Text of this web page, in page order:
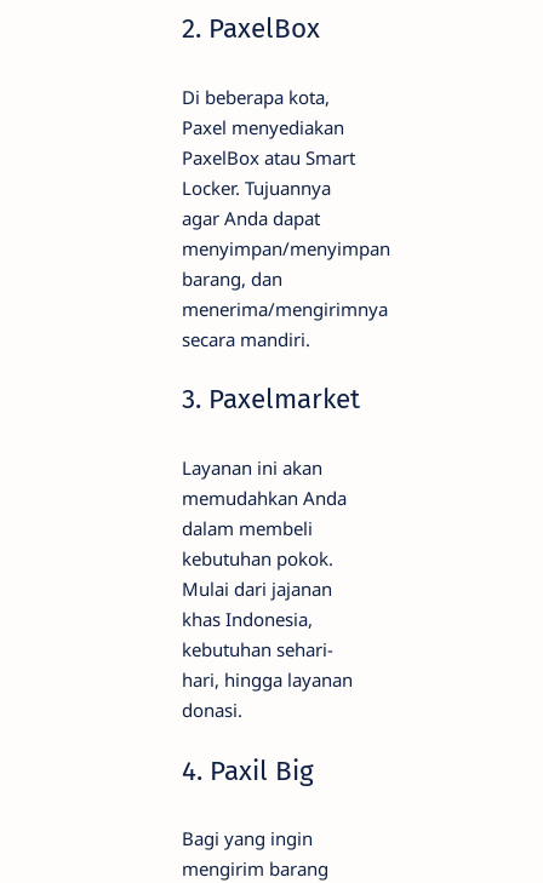
2. PaxelBox
Di beberapa kota,
Paxel menyediakan
PaxelBox atau Smart
Locker. Tujuannya
agar Anda dapat
menyimpan/menyimpan
barang, dan
menerima/mengirimnya
secara mandiri.
3. Paxelmarket
Layanan ini akan
memudahkan Anda
dalam membeli
kebutuhan pokok.
Mulai dari jajanan
khas Indonesia,
kebutuhan sehari-
hari, hingga layanan
donasi.
4. Paxil Big
Bagi yang ingin
mengirim barang